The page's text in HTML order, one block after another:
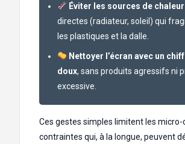
Éviter les sources de chaleur
directes (radiateur, soleil) qui
les plastiques et la dalle.
Nettoyer l’écran avec un
doux, sans produits agressifs ni
excessive.
Ces gestes simples limitent les micro-
contraintes qui, à la longue, peuvent